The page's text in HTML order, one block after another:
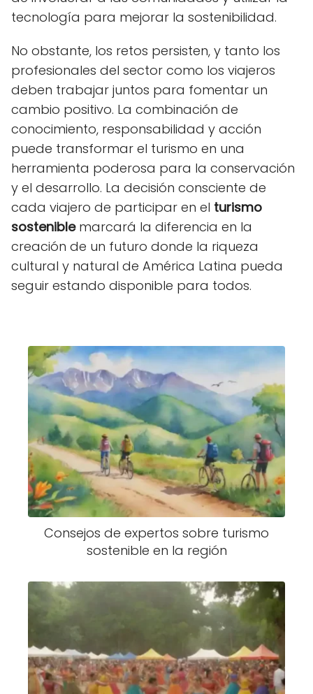
tecnología para mejorar la sostenibilidad.
No obstante, los retos persisten, y tanto los
profesionales del sector como los viajeros
deben trabajar juntos para fomentar un
cambio positivo. La combinación de
conocimiento, responsabilidad y acción
puede transformar el turismo en una
herramienta poderosa para la conservación
y el desarrollo. La decisión consciente de
cada viajero de participar en el turismo
sosteniblemarcará la diferencia en la
creación de un futuro donde la riqueza
cultural y natural de América Latina pueda
seguir estando disponible para todos.
Consejos de expertos sobre turismo
sostenible en la región